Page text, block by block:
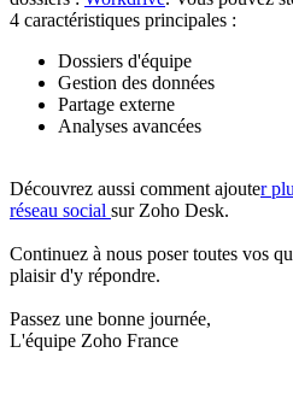
4 caractéristiques principales :
Dossiers d'équipe
Gestion des données
Partage externe
Analyses avancées
Découvrez aussi comment ajouter
réseau social sur Zoho Desk.
Continuez à nous poser toutes vos
plaisir d'y répondre.
Passez une bonne journée,
L'équipe Zoho France